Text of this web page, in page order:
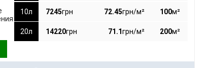
10л 7245грн 72.45грн/м² 100м²
20л 14220грн 71.1грн/м² 200м²